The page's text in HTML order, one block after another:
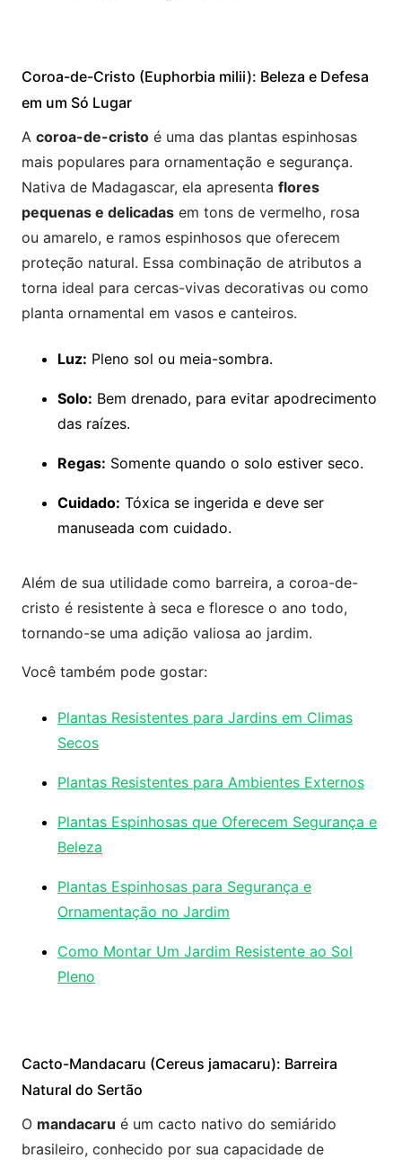
Coroa-de-Cristo (Euphorbia milii): Beleza e Defesa
em um Só Lugar
A coroa-de-cristo é uma das plantas espinhosas
mais populares para ornamentação e segurança.
Nativa de Madagascar, ela apresenta flores
pequenas e delicadas em tons de vermelho, rosa
ou amarelo, e ramos espinhosos que oferecem
proteção natural. Essa combinação de atributos a
torna ideal para cercas-vivas decorativas ou como
planta ornamental em vasos e canteiros.
Luz: Pleno sol ou meia-sombra.
Solo: Bem drenado, para evitar apodrecimento
das raízes.
Regas: Somente quando o solo estiver seco.
Cuidado: Tóxica se ingerida e deve ser
manuseada com cuidado.
Além de sua utilidade como barreira, a coroa-de-
cristo é resistente à seca e floresce o ano todo,
tornando-se uma adição valiosa ao jardim.
Você também pode gostar:
Plantas Resistentes para Jardins em Climas
Secos
Plantas Resistentes para Ambientes Externos
Plantas Espinhosas que Oferecem Segurança e
Beleza
Plantas Espinhosas para Segurança e
Ornamentação no Jardim
Como Montar Um Jardim Resistente ao Sol
Pleno
Cacto-Mandacaru (Cereus jamacaru): Barreira
Natural do Sertão
O mandacaru é um cacto nativo do semiárido
brasileiro, conhecido por sua capacidade de